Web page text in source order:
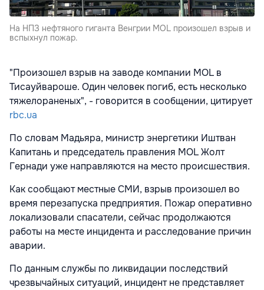
На НПЗ нефтяного гиганта Венгрии MOL произошел взрыв и
вспыхнул пожар.
"Произошел взрыв на заводе компании MOL в
Тисауйвароше. Один человек погиб, есть несколько
тяжелораненых", - говорится в сообщении, цитирует
rbc.ua
По словам Мадьяра, министр энергетики Иштван
Капитань и председатель правления MOL Жолт
Гернади уже направляются на место происшествия.
Как сообщают местные СМИ, взрыв произошел во
время перезапуска предприятия. Пожар оперативно
локализовали спасатели, сейчас продолжаются
работы на месте инцидента и расследование причин
аварии.
По данным службы по ликвидации последствий
чрезвычайных ситуаций, инцидент не представляет